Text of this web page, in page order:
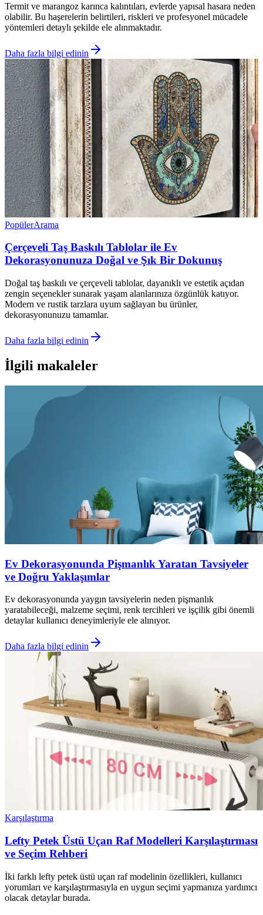
Termit ve marangoz karınca kalıntıları, evlerde yapısal hasara neden
olabilir. Bu haşerelerin belirtileri, riskleri ve profesyonel mücadele
yöntemleri detaylı şekilde ele alınmaktadır.
Daha fazla bilgi edinin
PopülerArama
Çerçeveli Taş Baskılı Tablolar ile Ev
Dekorasyonunuza Doğal ve Şık Bir Dokunuş
Doğal taş baskılı ve çerçeveli tablolar, dayanıklı ve estetik açıdan
zengin seçenekler sunarak yaşam alanlarınıza özgünlük katıyor.
Modern ve rustik tarzlara uyum sağlayan bu ürünler,
dekorasyonunuzu tamamlar.
Daha fazla bilgi edinin
İlgili makaleler
Ev Dekorasyonunda Pişmanlık Yaratan Tavsiyeler
ve Doğru Yaklaşımlar
Ev dekorasyonunda yaygın tavsiyelerin neden pişmanlık
yaratabileceği, malzeme seçimi, renk tercihleri ve işçilik gibi önemli
detaylar kullanıcı deneyimleriyle ele alınıyor.
Daha fazla bilgi edinin
Karşılaştırma
Lefty Petek Üstü Uçan Raf Modelleri Karşılaştırması
ve Seçim Rehberi
İki farklı lefty petek üstü uçan raf modelinin özellikleri, kullanıcı
yorumları ve karşılaştırmasıyla en uygun seçimi yapmanıza yardımcı
olacak detaylar burada.